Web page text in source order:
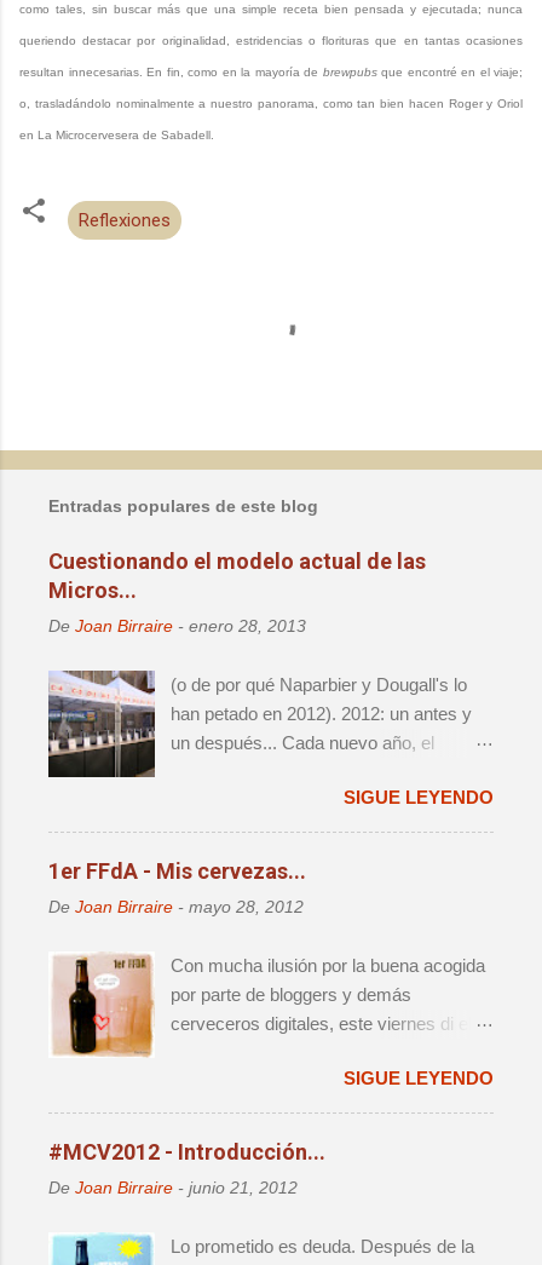
como tales, sin buscar más que una simple receta bien pensada y ejecutada; nunca
queriendo destacar por originalidad, estridencias o florituras que en tantas ocasiones
resultan innecesarias. En fin, como en la mayoría de brewpubsque encontré en el viaje;
o, trasladándolo nominalmente a nuestro panorama, como tan bien hacen Roger y Oriol
en La Microcervesera de Sabadell.
Reflexiones
t
r
o
s
Entradas populares de este blog
Cuestionando el modelo actual de las
Micros...
De Joan Birraire - enero 28, 2013
(o de por qué Naparbier y Dougall's lo
han petado en 2012). 2012: un antes y
un después... Cada nuevo año, el
vuelco, y lo que hasta aquel momento
era válido e indiscutido, de repente
parece por lo menos debatible. Y es que
que acabamos de vivir el destape
cabo de 12 meses vamos a volver a
pensar exactamente lo mismo. No
obstante, voy a mojarme y afirmaré que
amantes de la cerveza, pues creo que
marca un punto de inflexión importante
que personalmente estimo va a marcar
la evolución de la realidad
Durante el año pasado, vimos crecer el
SIGUE LEYENDO
1er FFdA - Mis cervezas...
De Joan Birraire - mayo 28, 2012
Con mucha ilusión por la buena acogida
por parte de bloggers y demás
cerveceros digitales, este viernes di el
Fondo de Armario (FFdA), una iniciativa
que, como ya se ha contado
anteriormente, busca hacer un favor a
ficción de celebración para sacar
en el FdA. Se trata, al fin y al cabo, de
SIGUE LEYENDO
#MCV2012 - Introducción...
De Joan Birraire - junio 21, 2012
Lo prometido es deuda. Después de la